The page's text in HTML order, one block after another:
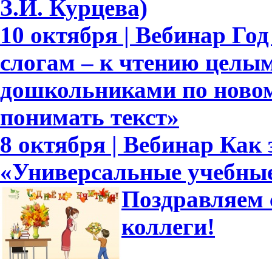
З.И. Курцева)
10 октября | Вебинар
слогам – к чтению
дошкольниками по
понимать текст»
8 октября | Вебинар Как
«Универсальные
Поздравляем
коллеги!